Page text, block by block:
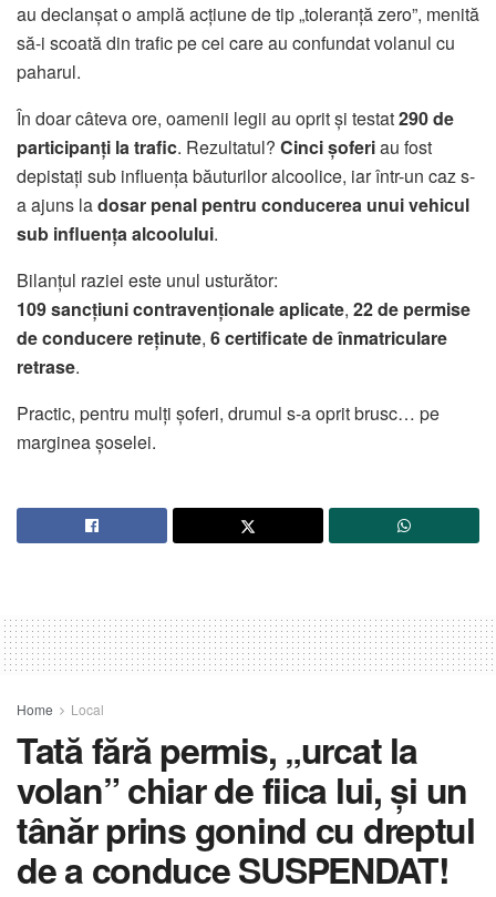
au declanșat o amplă acțiune de tip „toleranță zero”, menită
să-i scoată din trafic pe cei care au confundat volanul cu
paharul.
În doar câteva ore, oamenii legii au oprit și testat290 de
participanți la trafic. Rezultatul? Cinci șoferiau fost
depistați sub influența băuturilor alcoolice, iar într-un caz s-
a ajuns ladosar penal pentru conducerea unui vehicul
sub influența alcoolului.
Bilanțul raziei este unul usturător:
109 sancțiuni contravenționale aplicate, 22 de permise
de conducere reținute, 6 certificate de înmatriculare
retrase.
Practic, pentru mulți șoferi, drumul s-a oprit brusc… pe
marginea șoselei.
Home Local
Tată fără permis, „urcat la
volan” chiar de fiica lui, și un
tânăr prins gonind cu dreptul
de a conduce SUSPENDAT!